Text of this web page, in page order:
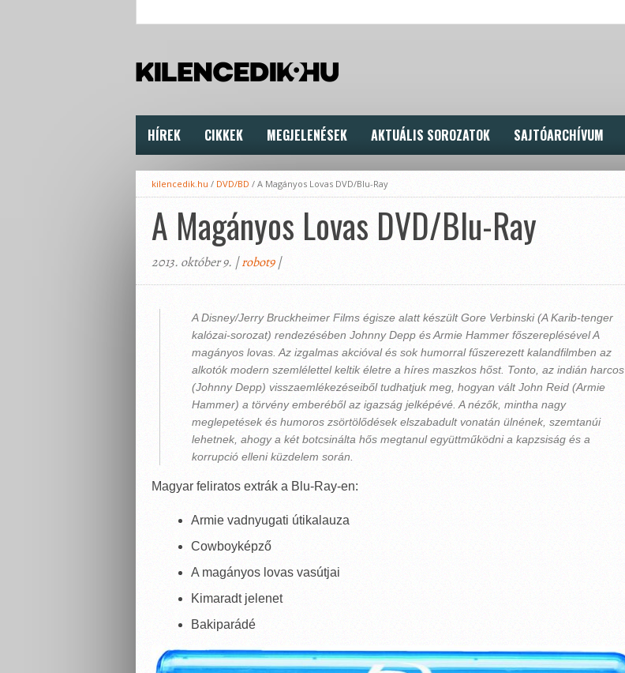
HÍREK CIKKEK MEGJELENÉSEK AKTUÁLIS SOROZATOK SAJTÓARCHÍVUM
kilencedik.hu / DVD/BD / A Magányos Lovas DVD/Blu-Ray
A Magányos Lovas DVD/Blu-Ray
2013. október 9. |robot9|
A Disney/Jerry Bruckheimer Films égisze alatt készült Gore Verbinski (A Karib-tenger
kalózai-sorozat) rendezésében Johnny Depp és Armie Hammer főszereplésével A
magányos lovas. Az izgalmas akcióval és sok humorral fűszerezett kalandfilmben az
alkotók modern szemlélettel keltik életre a híres maszkos hőst. Tonto, az indián harcos
(Johnny Depp) visszaemlékezéseiből tudhatjuk meg, hogyan vált John Reid (Armie
Hammer) a törvény emberéből az igazság jelképévé. A nézők, mintha nagy
meglepetések és humoros zsörtölődések elszabadult vonatán ülnének, szemtanúi
lehetnek, ahogy a két botcsinálta hős megtanul együttműködni a kapzsiság és a
korrupció elleni küzdelem során.
Magyar feliratos extrák a Blu-Ray-en:
Armie vadnyugati útikalauza
Cowboyképző
A magányos lovas vasútjai
Kimaradt jelenet
Bakiparádé